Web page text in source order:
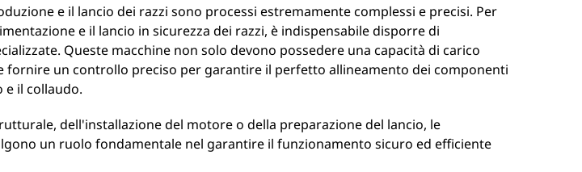
e il lancio dei razzi sono processi estremamente complessi e precisi. Per
e il lancio in sicurezza dei razzi, è indispensabile disporre di
Queste macchine non solo devono possedere una capacità di carico
fornire un controllo preciso per garantire il perfetto allineamento dei componenti
e il collaudo.
dell'installazione del motore o della preparazione del lancio, le
un ruolo fondamentale nel garantire il funzionamento sicuro ed efficiente